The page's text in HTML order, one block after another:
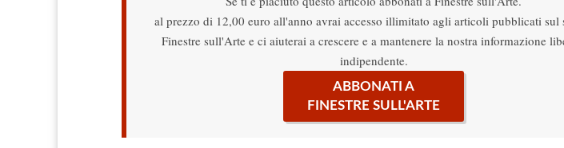
al prezzo di 12,00 euro all'anno avrai accesso illimitato agli articoli pubblicati sul
Finestre sull'Arte e ci aiuterai a crescere e a mantenere la nostra informazione
indipendente.
ABBONATI A
FINESTRE SULL'ARTE